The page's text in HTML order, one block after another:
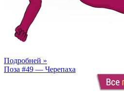
Подробней »
Поза #49 — Черепаха